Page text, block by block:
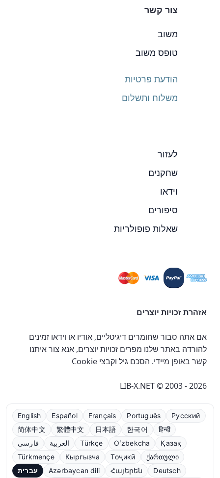
צור קשר
משוב
טופס משוב
הודעת פרטיות
משלוח ותשלום
לעזור
שחקנים
וידאו
סיפורים
שאלות פופולריות
אזהרת זכויות יוצרים
אם אתה סבור שחומרים דיגיטליים, אודיו או וידאו זמינים
להורדה באתר שלנו מפרים זכויות יוצרים, אנא צור איתנו
קשר באופן מיידי. הסכם גיל וקבצי Cookie
LIB-X.NET © 2003 - 2026
English Español Français Português
Русский
简体中文
繁體中文 日本語 한국어
हिन्दी
فارسی
العربية Türkçe Oʻzbekcha
Қазақ
Türkmençe
Кыргызча Тоҷикӣ
ქართული
עברית
Azərbaycan dili Հայերեն Deutsch